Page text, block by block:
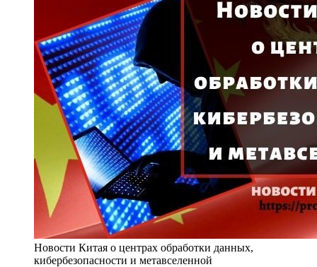
Новости Китая о центрах обработки данных,
кибербезопасности и метавселенной